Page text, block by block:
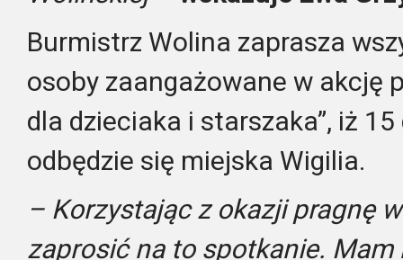
Burmistrz Wolina zaprasza
osoby zaangażowane w akcję
dla dzieciaka i starszaka”, iż
odbędzie się miejska Wigilia.
– Korzystając z okazji pragnę
zaprosić na to spotkanie. Mam